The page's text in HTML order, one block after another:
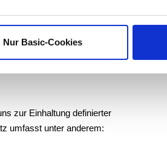
Nur Basic-Cookies
zu erhöhen
Holz)
zur Einhaltung definierter
umfasst unter anderem: